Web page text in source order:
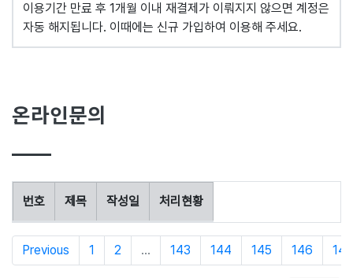
이용기간 만료 후 1개월 이내 재결제가 이뤄지지 않으면 계정은
자동 해지됩니다. 이때에는 신규 가입하여 이용해 주세요.
온라인문의
번호 제목 작성일 처리현황
Previous 1 2 ... 143 144 145 146 147